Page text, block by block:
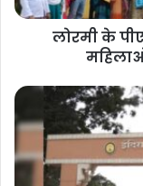
ज
क्षे
त्र
की
स
लोरमी के
‘
वि
क
सि